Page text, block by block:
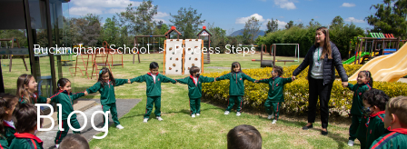
Buckingham School > Process Steps
Blog